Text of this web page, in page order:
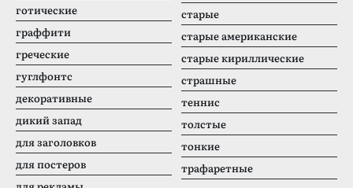
готические
граффити
греческие
гуглфонтс
декоративные
дикий запад
для заголовков
для постеров
старые
старые американские
старые кириллические
страшные
теннис
толстые
тонкие
трафаретные